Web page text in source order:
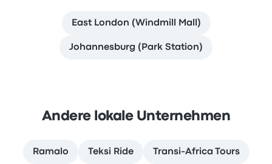
East London (Windmill Mall)
Johannesburg (Park Station)
Andere lokale Unternehmen
Ramalo Teksi Ride Transi-Africa Tours